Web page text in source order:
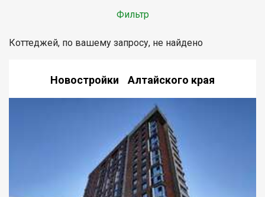
Фильтр
Коттеджей, по вашему запросу, не найдено
Новостройки Алтайского края